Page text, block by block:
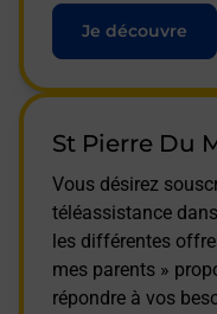
Je découvre
St Pierre Du
Vous désirez
téléassistance
les différentes
mes parents »
répondre à vos